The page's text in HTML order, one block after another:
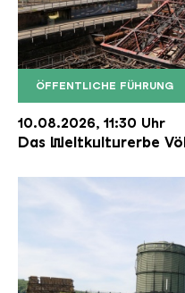
ÖFFENTLICHE FÜHRUNG
Der Erzschrägaufzug
Copyright:
10.08.2026, 11:30 Uhr
Das Weltkulturerbe